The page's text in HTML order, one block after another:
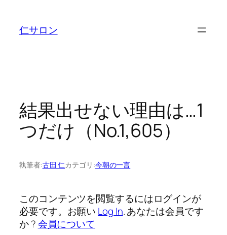
仁サロン
結果出せない理由は…1
つだけ（No.1,605）
執筆者:古田 仁カテゴリ:今朝の一言
このコンテンツを閲覧するにはログインが
必要です。お願い Log In. あなたは会員です
か ?会員について